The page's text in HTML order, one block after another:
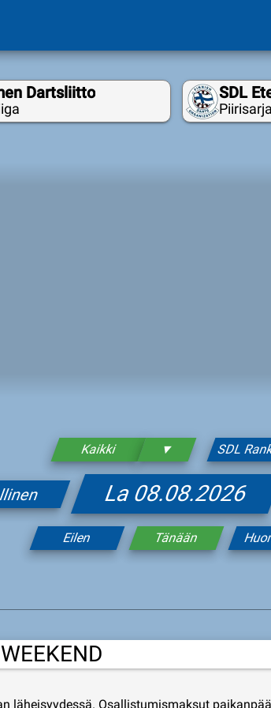
Dartsliitto SDL
Piirisarja
Kaikki ▼ SDL
La 08.08.2026
Eilen Tänään
läheisyydessä. Osallistumismaksut